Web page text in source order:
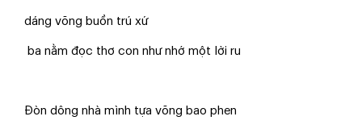
dáng võng buồn trú xứ
ba nằm đọc thơ con như nhớ một lời ru
Đòn dông nhà mình tựa võng bao phen